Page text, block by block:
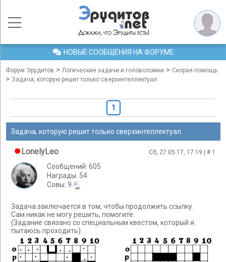
НОВЫЕ СООБЩЕНИЯ НА ФОРУМЕ
Форум Эрудитов > Логические задачи и головоломки > Скорая помощь
> Задача, которую решит только сверхинтеллектуал
1
Задача, которую решит только сверхинтеллектуал
LonelyLeo Сб, 27.05.17, 17:19 | # 1
Сообщений: 605
Награды: 54
Cовы: 9
Задача заключается в том, чтобы продолжить ссылку.
Сам никак не могу решить, помогите.
(Задание связано со специальным квестом, который я
пытаюсь проходить).